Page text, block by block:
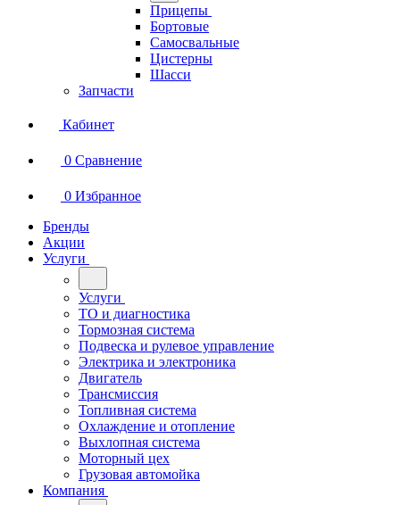
Прицепы
Бортовые
Самосвальные
Цистерны
Шасси
Запчасти
Кабинет
0 Сравнение
0 Избранное
Бренды
Акции
Услуги
Услуги
ТО и диагностика
Тормозная система
Подвеска и рулевое управление
Электрика и электроника
Двигатель
Трансмиссия
Топливная система
Охлаждение и отопление
Выхлопная система
Моторный цех
Грузовая автомойка
Компания